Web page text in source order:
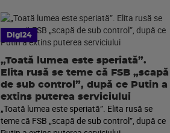
Digi24
„Toată lumea este speriată”.
Elita rusă se teme că FSB „scapă
de sub control”, după ce Putin a
extins puterea serviciului
„Toată lumea este speriată”. Elita rusă se
teme că FSB „scapă de sub control”, după ce